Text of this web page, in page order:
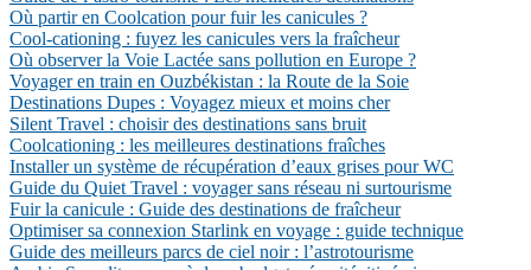
Où partir en Coolcation pour fuir les canicules ?
Cool-cationing : fuyez les canicules vers la fraîcheur
Où observer la Voie Lactée sans pollution en Europe ?
Voyager en train en Ouzbékistan : la Route de la Soie
Destinations Dupes : Voyagez mieux et moins cher
Silent Travel : choisir des destinations sans bruit
Coolcationing : les meilleures destinations fraîches
Installer un système de récupération d’eaux grises pour WC
Guide du Quiet Travel : voyager sans réseau ni surtourisme
Fuir la canicule : Guide des destinations de fraîcheur
Optimiser sa connexion Starlink en voyage : guide technique
Guide des meilleurs parcs de ciel noir : l’astrotourisme